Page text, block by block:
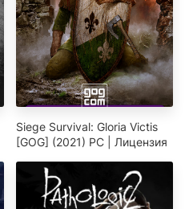
Siege Survival: Gloria Victis
[GOG] (2021) PC | Лицензия